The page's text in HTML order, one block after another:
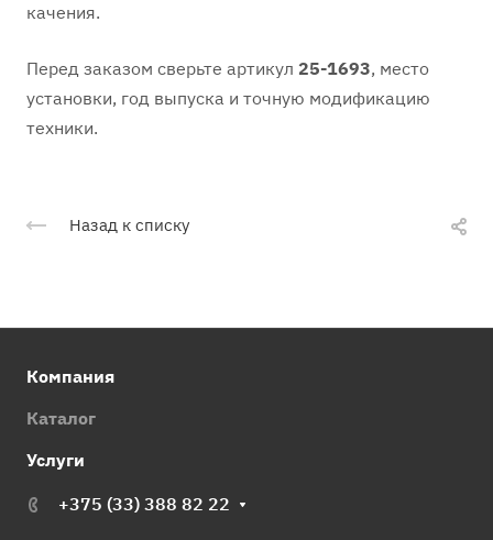
качения.
Перед заказом сверьте артикул 25-1693, место
установки, год выпуска и точную модификацию
техники.
Назад к списку
Компания
Каталог
Услуги
+375 (33) 388 82 22